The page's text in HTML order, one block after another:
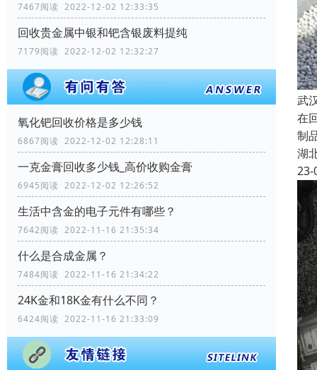
7467阅读 2022-12-02 12:33:35
回收贵金属中银和钯含银废料提纯
7179阅读 2022-12-02 12:32:27
氧化钯回收价格是多少钱
6867阅读 2022-12-02 12:28:11
一克金膏回收多少钱_高价收购金膏
6945阅读 2022-12-02 12:26:52
生活中含金的电子元件有哪些？
7642阅读 2022-11-16 21:35:34
什么是合成金属？
7484阅读 2022-11-16 21:34:22
24K金和18K金有什么不同？
6424阅读 2022-11-16 21:33:09
武
在
制
湖
23-